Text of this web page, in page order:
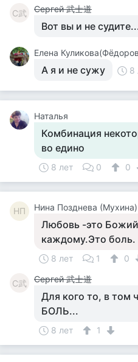
С武 Сергей 武士道
Вот вы и не
Елена
А я и не сужу 8
Наталья
Комбинация
во едино
8 лет 0 0
НП Нина Позднева (Мухина)
Любовь -это
каждому.Это боль.
8 лет 1 0
С武 Сергей 武士道
Для кого то, в том
БОЛЬ...
8 лет 1